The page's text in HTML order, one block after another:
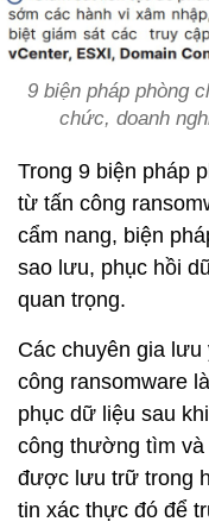
9 biện pháp phòng
chức, doanh
Trong 9 biện pháp
từ tấn công
cẩm nang, biện
sao lưu, phục hồi
quan trọng.
Các chuyên gia lưu
công ransomware
phục dữ liệu sau
công thường tìm
được lưu trữ trong
tin xác thực đó để